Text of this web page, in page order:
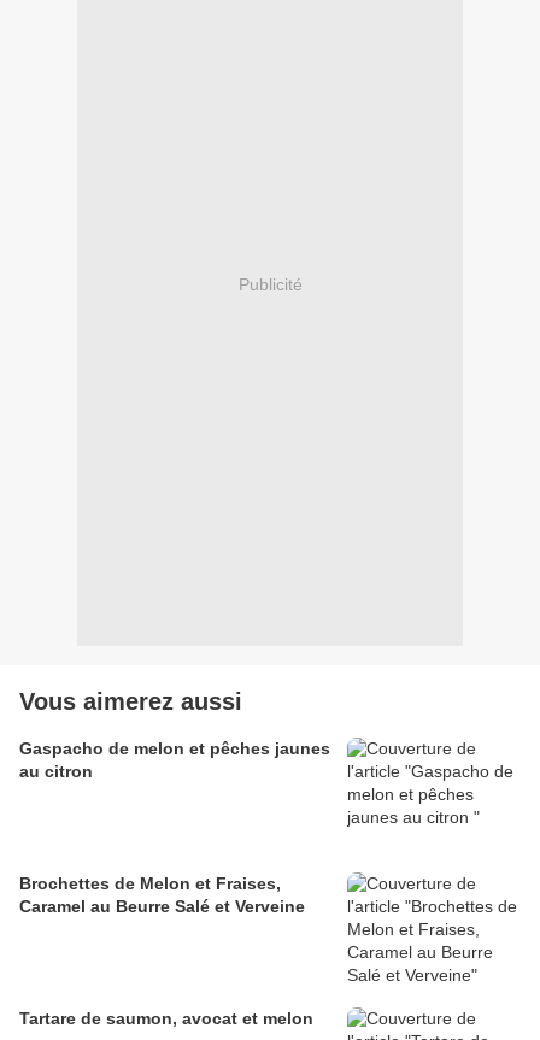
Publicité
Vous aimerez aussi
Gaspacho de melon et pêches jaunes
au citron
Brochettes de Melon et Fraises,
Caramel au Beurre Salé et Verveine
Tartare de saumon, avocat et melon